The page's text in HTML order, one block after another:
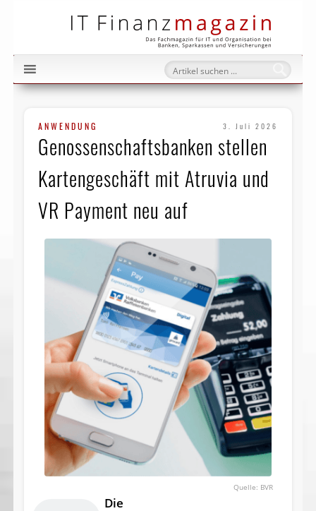
ANWENDUNG 3. Juli 2026
Genossenschaftsbanken stellen
Kartengeschäft mit Atruvia und
VR Payment neu auf
BVR
Die